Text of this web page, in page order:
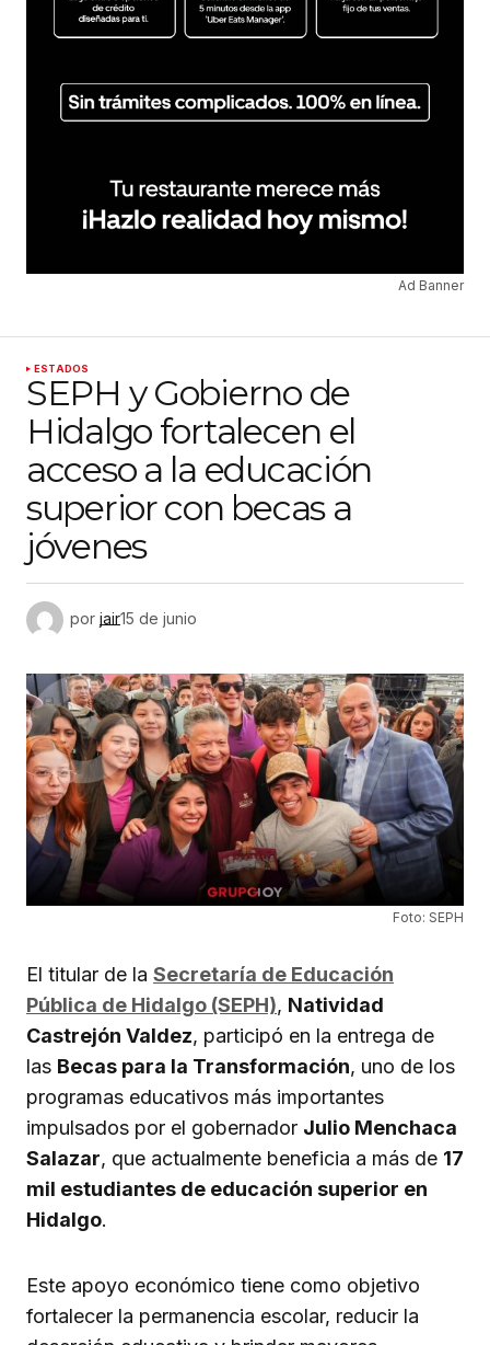
Ad Banner
ESTADOS
SEPH y Gobierno de
Hidalgo fortalecen el
acceso a la educación
superior con becas a
jóvenes
por jair15 de junio
Foto: SEPH
El titular de la Secretaría de Educación
Pública de Hidalgo (SEPH), Natividad
Castrejón Valdez, participó en la entrega de
las Becas para la Transformación, uno de los
programas educativos más importantes
impulsados por el gobernador Julio Menchaca
Salazar, que actualmente beneficia a más de 17
mil estudiantes de educación superior en
Hidalgo.
Este apoyo económico tiene como objetivo
fortalecer la permanencia escolar, reducir la